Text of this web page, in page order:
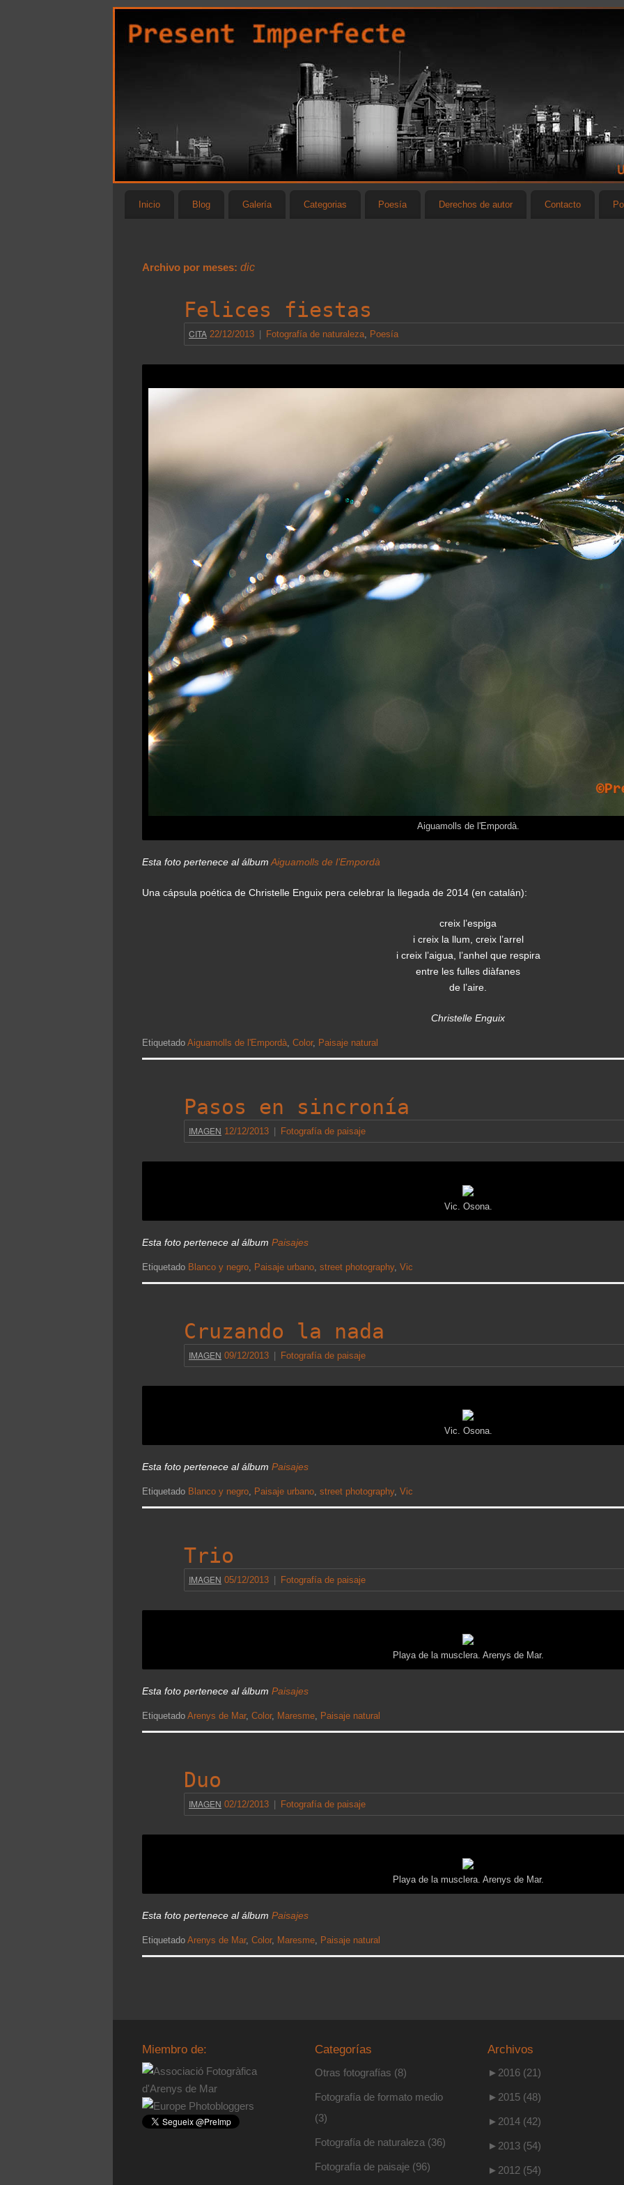
Inicio Blog Galería Categorias Poesía Derechos de autor Contacto
Archivo por meses: dic
Felices fiestas
CITA 22/12/2013 Fotografía de naturaleza, Poesía
Aiguamolls de l'Empordà.
Esta foto pertenece al álbum Aiguamolls de l’Empordà
Una cápsula poética de Christelle Enguix pera celebrar la llegada de 2014 (en catalán):
creix l’espiga
i creix la llum, creix l’arrel
i creix l’aigua, l’anhel que respira
entre les fulles diàfanes
de l’aire.
Christelle Enguix
Etiquetado Aiguamolls de l'Empordà Color, Paisaje natural
Pasos en sincronía
IMAGEN 12/12/2013 Fotografía de paisaje
Vic. Osona.
Esta foto pertenece al álbum Paisajes
Etiquetado Blanco y negro Paisaje urbano street photography, Vic
Cruzando la nada
IMAGEN 09/12/2013 Fotografía de paisaje
Vic. Osona.
Esta foto pertenece al álbum Paisajes
Etiquetado Blanco y negro Paisaje urbano street photography, Vic
Trio
IMAGEN 05/12/2013 Fotografía de paisaje
Playa de la musclera. Arenys de Mar.
Esta foto pertenece al álbum Paisajes
Etiquetado Arenys de Mar, Color, Maresme Paisaje natural
Duo
IMAGEN 02/12/2013 Fotografía de paisaje
Playa de la musclera. Arenys de Mar.
Esta foto pertenece al álbum Paisajes
Etiquetado Arenys de Mar, Color, Maresme Paisaje natural
Miembro de: Categorías
Otras fotografías (8)
Fotografía de formato medio
(3)
Fotografía de naturaleza (36)
Fotografía de paisaje (96)
Archivos
► 2016 (21)
► 2015 (48)
► 2014 (42)
► 2013 (54)
► 2012 (54)